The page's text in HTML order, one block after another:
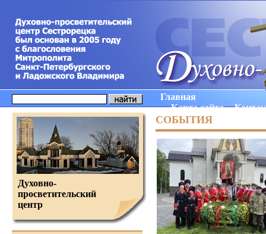
Главная
Карта сайта
СОБЫТИЯ
Духовно-
просветительский
центр